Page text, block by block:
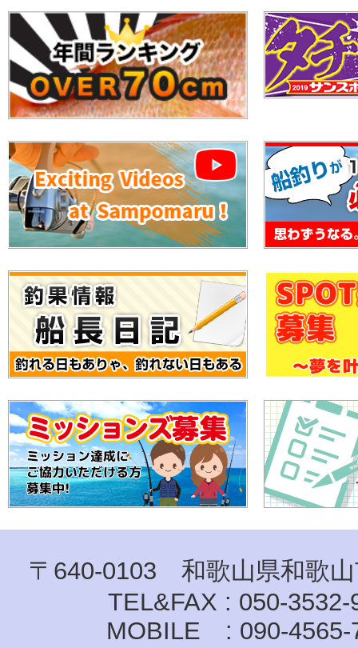
〒640-0103 和歌山県和歌山
TEL&FAX : 050-3532-
MOBILE : 090-4565-